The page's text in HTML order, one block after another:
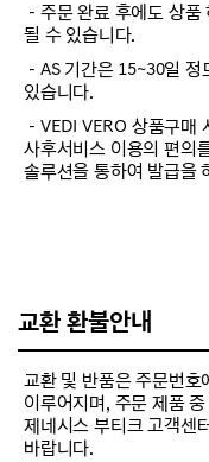
－주문 완료 후에도 상
될 수 있습니다.
－AS 기간은 15~30일
있습니다.
－VEDI VERO 상품구
사후서비스 이용의 편의
솔루션을 통하여 발급을
교환 환불안내
교환 및 반품은 주문번호
이루어지며, 주문 제품
제네시스 부티크 고객센
바랍니다.